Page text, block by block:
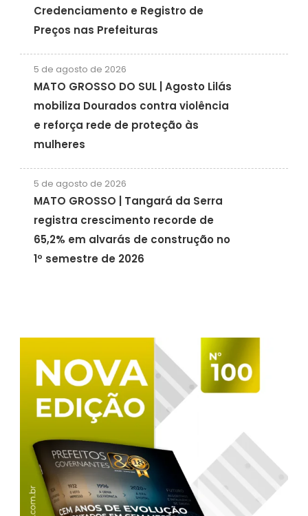
Credenciamento e Registro de
Preços nas Prefeituras
5 de agosto de 2026
MATO GROSSO DO SUL | Agosto Lilás
mobiliza Dourados contra violência
e reforça rede de proteção às
mulheres
5 de agosto de 2026
MATO GROSSO | Tangará da Serra
registra crescimento recorde de
65,2% em alvarás de construção no
1º semestre de 2026